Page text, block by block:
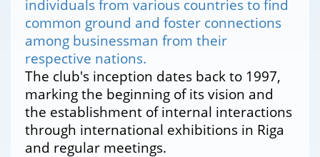
individuals from various countries to find
common ground and foster connections
among businessman from their
respective nations.
The club's inception dates back to 1997,
marking the beginning of its vision and
the establishment of internal interactions
through international exhibitions in Riga
and regular meetings.